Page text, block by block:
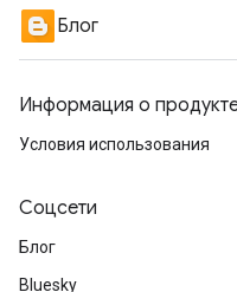
Блог
Информация о
Условия использования
Соцсети
Блог
Bluesky